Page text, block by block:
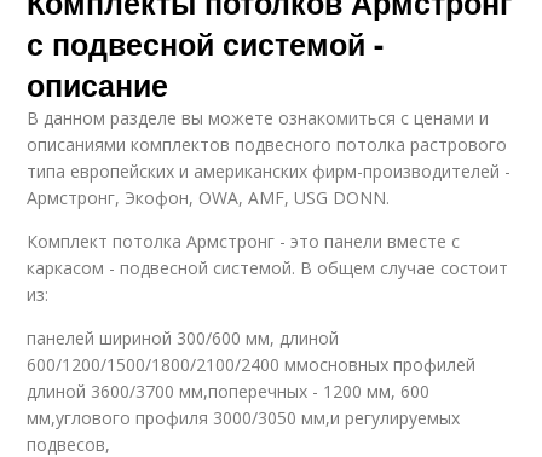
Плинтус под
пластиковые панели
Потолочный багет
Панели к профилю Панели к потолку
Панели к стене Панели на стену
Стеновые панели Панели для потолков
с подвесной системой -
описание
В данном разделе вы можете ознакомиться с ценами и
описаниями комплектов подвесного потолка растрового
типа европейских и американских фирм-производителей -
Армстронг, Экофон, OWA, AMF, USG DONN.
Комплект потолка Армстронг - это панели вместе с
каркасом - подвесной системой. В общем случае состоит
из:
панелей шириной 300/600 мм, длиной
600/1200/1500/1800/2100/2400 ммосновных профилей
длиной 3600/3700 мм,поперечных - 1200 мм, 600
мм,углового профиля 3000/3050 мм,и регулируемых
подвесов,